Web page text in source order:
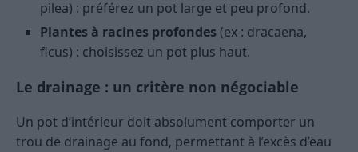
pilea) : préférez un pot large et peu profond.
Plantes à racines profondes (ex : dracaena,
ficus) : choisissez un pot plus haut.
Le drainage : un critère non négociable
Un pot d’intérieur doit absolument comporter un
trou de drainage au fond, permettant à l’excès d’eau